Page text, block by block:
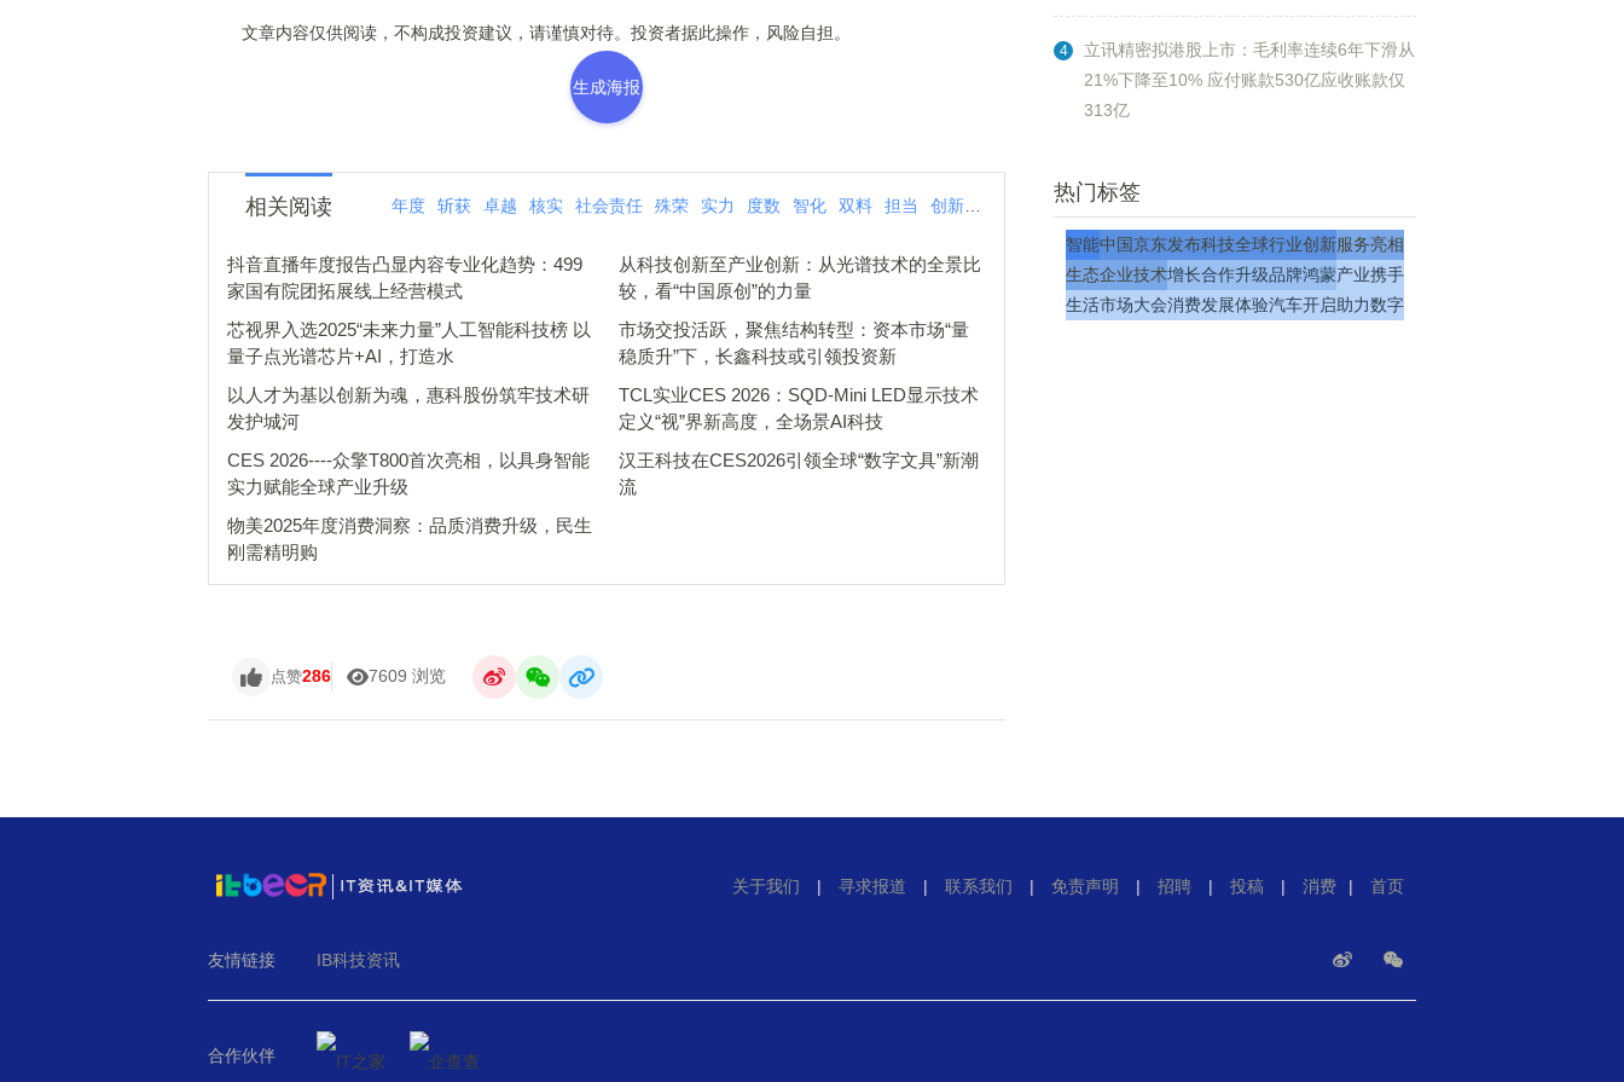
文章内容仅供阅读，不构成投资建议，请谨慎对待。投资者据此操作，风险自担。
生成海报
相关阅读 年度 斩获 卓越 核实 社会责任 殊荣 实力 度数 智化 双料 担当 创新 科技 社会
抖音直播年度报告凸显内容专业化趋势：499
家国有院团拓展线上经营模式
从科技创新至产业创新：从光谱技术的全景比
较，看“中国原创”的力量
芯视界入选2025“未来力量”人工智能科技榜 以
量子点光谱芯片+AI，打造水
市场交投活跃，聚焦结构转型：资本市场“量
稳质升”下，长鑫科技或引领投资新
以人才为基以创新为魂，惠科股份筑牢技术研
发护城河
TCL实业CES 2026：SQD-Mini LED显示技术
定义“视”界新高度，全场景AI科技
CES 2026----众擎T800首次亮相，以具身智能
实力赋能全球产业升级
汉王科技在CES2026引领全球“数字文具”新潮
流
物美2025年度消费洞察：品质消费升级，民生
刚需精明购
点赞286 7609 浏览
4
立讯精密拟港股上市：毛利率连续6年下滑从
21%下降至10% 应付账款530亿应收账款仅
313亿
热门标签
智能中国京东发布科技全球行业创新服务亮相
生态企业技术增长合作升级品牌鸿蒙产业携手
生活市场大会消费发展体验汽车开启助力数字
关于我们 | 寻求报道 | 联系我们 | 免责声明 | 招聘 | 投稿 | 消费 | 首页
友情链接 IB科技资讯
合作伙伴